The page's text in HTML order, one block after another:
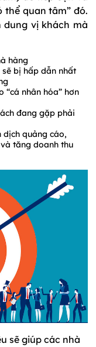
thể quan tâm” đó.
dung vị khách mà
hàng
bị hấp dẫn nhất
“cá nhân hóa” hơn
đang gặp phải
dịch quảng cáo,
tăng doanh thu
sẽ giúp các nhà